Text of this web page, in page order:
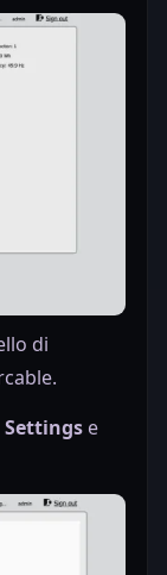
di
Settings e